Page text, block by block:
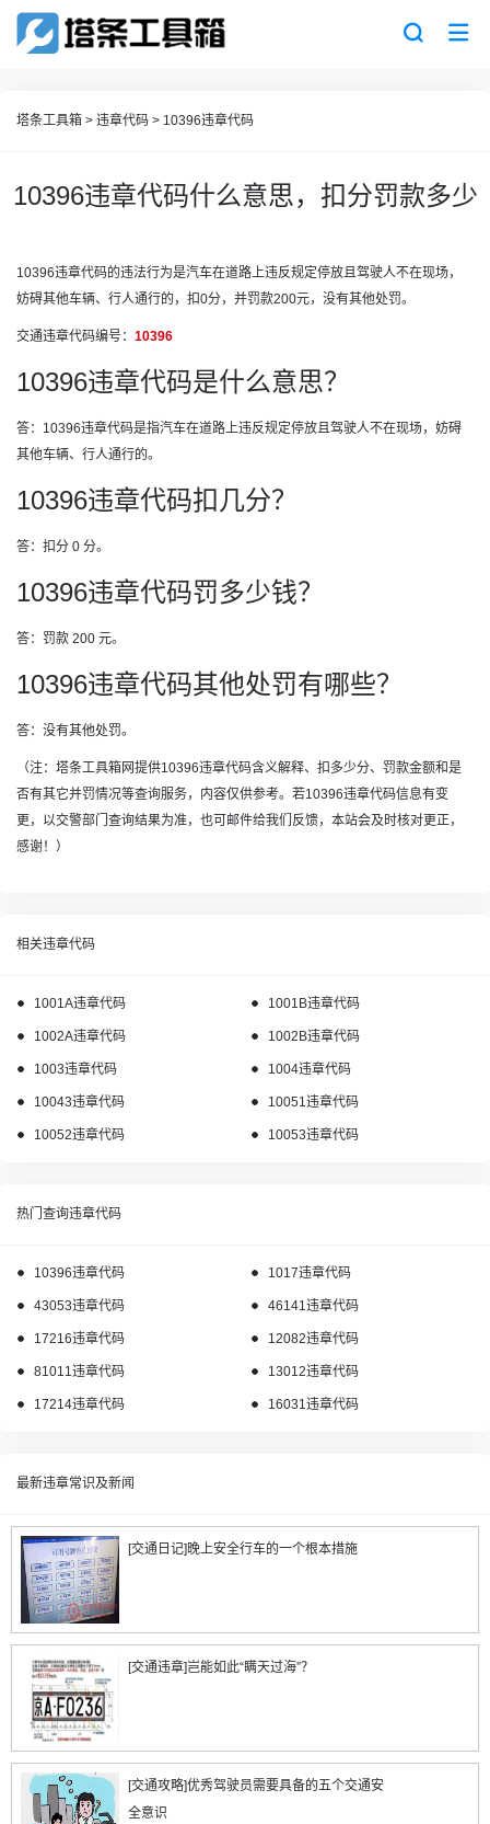
塔条工具箱 > 违章代码 > 10396违章代码
10396违章代码什么意思，扣分罚款多少
10396违章代码的违法行为是汽车在道路上违反规定停放且驾驶人不在现场，
妨碍其他车辆、行人通行的，扣0分，并罚款200元，没有其他处罚。
交通违章代码编号： 10396
10396违章代码是什么意思？
答：10396违章代码是指汽车在道路上违反规定停放且驾驶人不在现场，妨碍
其他车辆、行人通行的。
10396违章代码扣几分？
答：扣分 0 分。
10396违章代码罚多少钱？
答：罚款 200 元。
10396违章代码其他处罚有哪些？
答：没有其他处罚。
（注：塔条工具箱网提供10396违章代码含义解释、扣多少分、罚款金额和是
否有其它并罚情况等查询服务，内容仅供参考。若10396违章代码信息有变
更，以交警部门查询结果为准，也可邮件给我们反馈，本站会及时核对更正，
感谢！）
相关违章代码
1001A违章代码 1001B违章代码
1002A违章代码 1002B违章代码
1003违章代码 1004违章代码
10043违章代码 10051违章代码
10052违章代码 10053违章代码
热门查询违章代码
10396违章代码 1017违章代码
43053违章代码 46141违章代码
17216违章代码 12082违章代码
81011违章代码 13012违章代码
17214违章代码 16031违章代码
最新违章常识及新闻
[交通日记]晚上安全行车的一个根本措施
[交通违章]岂能如此“瞒天过海”？
[交通攻略]优秀驾驶员需要具备的五个交通安
全意识